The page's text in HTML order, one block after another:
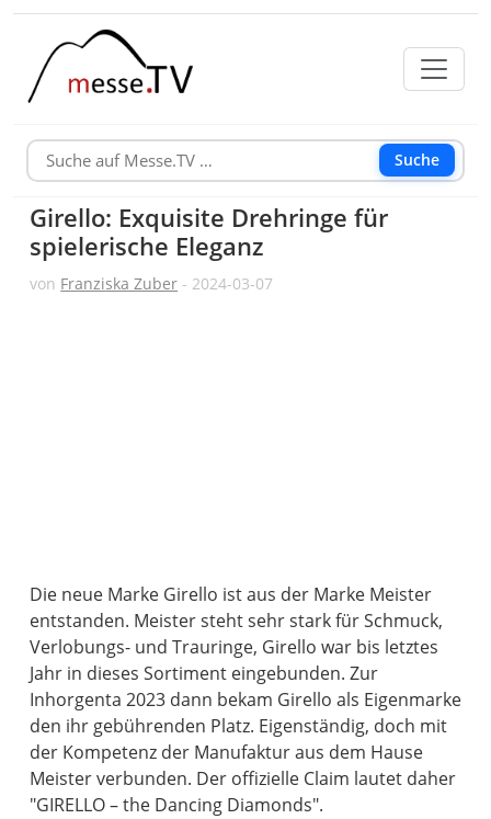
Suche
Girello: Exquisite Drehringe für
spielerische Eleganz
von Franziska Zuber - 2024-03-07
Die neue Marke Girello ist aus der Marke Meister
entstanden. Meister steht sehr stark für Schmuck,
Verlobungs- und Trauringe, Girello war bis letztes
Jahr in dieses Sortiment eingebunden. Zur
Inhorgenta 2023 dann bekam Girello als Eigenmarke
den ihr gebührenden Platz. Eigenständig, doch mit
der Kompetenz der Manufaktur aus dem Hause
Meister verbunden. Der offizielle Claim lautet daher
"GIRELLO – the Dancing Diamonds".